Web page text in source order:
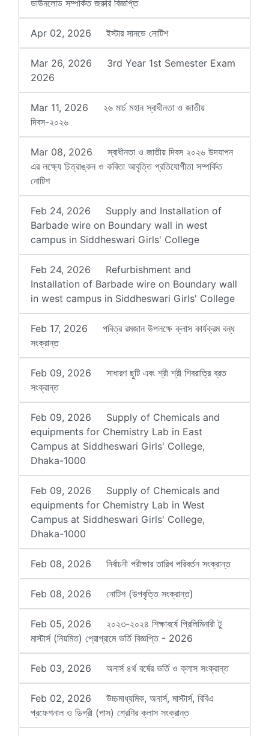
ডাউনলোড সম্পর্কিত জরুরি বিজ্ঞপ্তি
Apr 02, 2026 ইস্টার সানডে নোটিশ
Mar 26, 2026
3rd Year 1st Semester Exam
2026
Mar 11, 2026
২৬ মার্চ মহান স্বাধীনতা ও জাতীয়
দিবস-২০২৬
Mar 08, 2026
স্বাধীনতা ও জাতীয় দিবস ২০২৬ উদযাপন
এর লক্ষ্যে চিত্রাঙ্কন ও কবিতা আবৃত্তি প্রতিযোগীতা সম্পর্কিত
নোটিশ
Feb 24, 2026
Supply and Installation of
Barbade wire on Boundary wall in west
campus in Siddheswari Girls' College
Feb 24, 2026
Refurbishment and
Installation of Barbade wire on Boundary wall
in west campus in Siddheswari Girls' College
Feb 17, 2026
পবিত্র রমজান উপলক্ষে ক্লাস কার্যক্রম বন্ধ
সংক্রান্ত
Feb 09, 2026
সাধারণ ছুটি এবং শ্রী শ্রী শিবরাত্রি ব্রত
সংক্রান্ত
Feb 09, 2026
Supply of Chemicals and
equipments for Chemistry Lab in East
Campus at Siddheswari Girls' College,
Dhaka-1000
Feb 09, 2026
Supply of Chemicals and
equipments for Chemistry Lab in West
Campus at Siddheswari Girls' College,
Dhaka-1000
Feb 08, 2026 নির্বাচনী পরীক্ষার তারিখ পরিবর্তন সংক্রান্ত
Feb 08, 2026 নোটিশ (উপবৃত্তি সংক্রান্ত)
Feb 05, 2026
২০২৩-২০২৪ শিক্ষাবর্ষে প্রিলিমিনারী টু
মাস্টার্স (নিয়মিত) প্রোগ্রামে ভর্তি বিজ্ঞপ্তি - 2026
Feb 03, 2026 অনার্স ৪র্থ বর্ষের ভর্তি ও ক্লাস সংক্রান্ত
Feb 02, 2026
উচ্চমাধ্যমিক, অনার্স, মাস্টার্স, বিবিএ
প্রফেশনাল ও ডিগ্রী (পাস) শ্রেণির ক্লাস সংক্রান্ত